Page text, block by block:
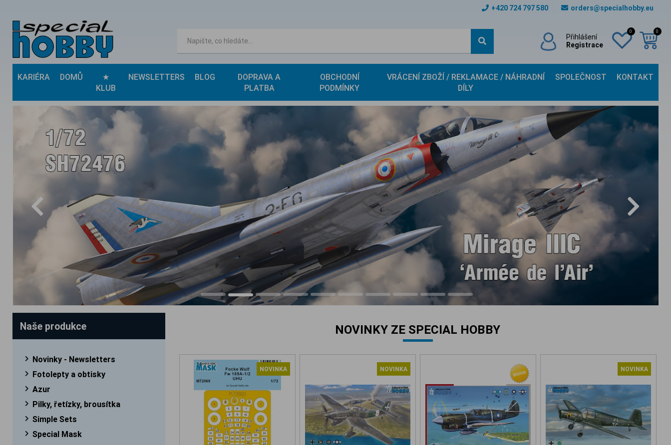
orders@specialhobby.eu
+420 724 797 580
Přihlášení
Registrace
0 0
KARIÉRA DOMŮ
★
KLUB
NEWSLETTERS BLOG
DOPRAVA A
PLATBA
OBCHODNÍ
PODMÍNKY
VRÁCENÍ ZBOŽÍ / REKLAMACE / NÁHRADNÍ
DÍLY
SPOLEČNOST KONTAKT
Naše produkce
Novinky - Newsletters
Fotolepty a obtisky
Azur
Pilky, řetízky, brousítka
Simple Sets
Special Mask
NOVINKY ZE SPECIAL HOBBY
NOVINKA NOVINKA NOVINKA